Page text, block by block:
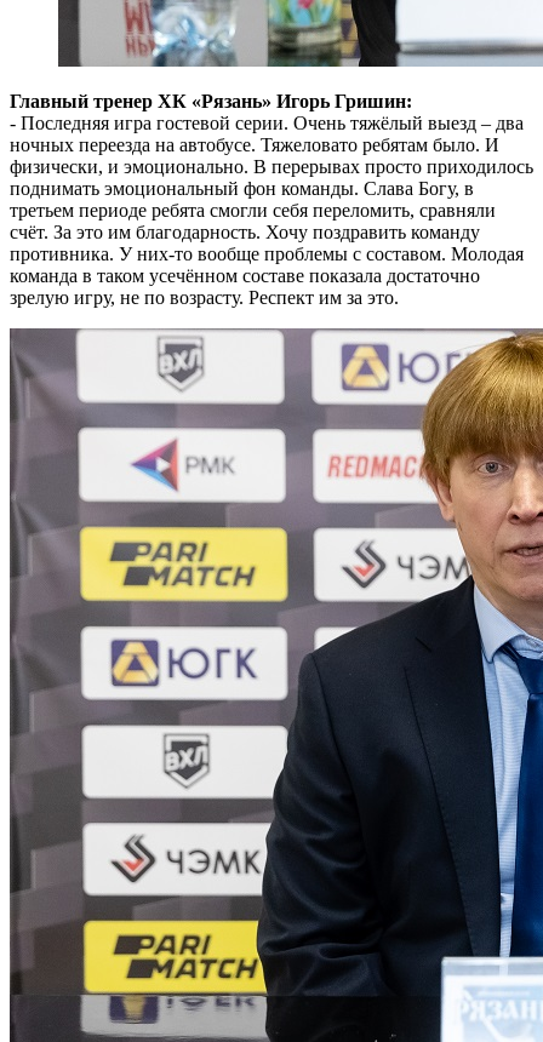
Главный тренер ХК «Рязань» Игорь Гришин:
- Последняя игра гостевой серии. Очень тяжёлый выезд – два
ночных переезда на автобусе. Тяжеловато ребятам было. И
физически, и эмоционально. В перерывах просто приходилось
поднимать эмоциональный фон команды. Слава Богу, в
третьем периоде ребята смогли себя переломить, сравняли
счёт. За это им благодарность. Хочу поздравить команду
противника. У них-то вообще проблемы с составом. Молодая
команда в таком усечённом составе показала достаточно
зрелую игру, не по возрасту. Респект им за это.